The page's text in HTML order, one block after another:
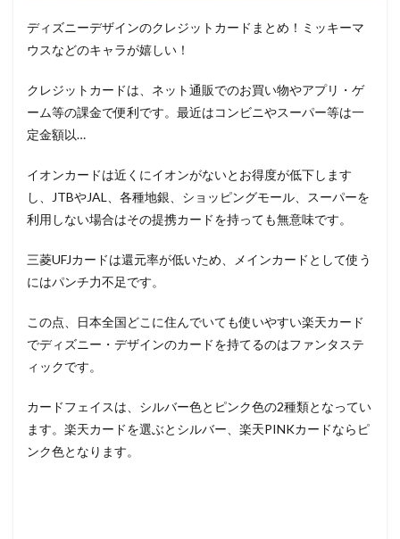
ディズニーデザインのクレジットカードまとめ！ミッキーマ
ウスなどのキャラが嬉しい！
クレジットカードは、ネット通販でのお買い物やアプリ・ゲ
ーム等の課金で便利です。最近はコンビニやスーパー等は一
定金額以…
イオンカードは近くにイオンがないとお得度が低下します
し、JTBやJAL、各種地銀、ショッピングモール、スーパーを
利用しない場合はその提携カードを持っても無意味です。
三菱UFJカードは還元率が低いため、メインカードとして使う
にはパンチ力不足です。
この点、日本全国どこに住んでいても使いやすい楽天カード
でディズニー・デザインのカードを持てるのはファンタステ
ィックです。
カードフェイスは、シルバー色とピンク色の2種類となってい
ます。楽天カードを選ぶとシルバー、楽天PINKカードならピ
ンク色となります。